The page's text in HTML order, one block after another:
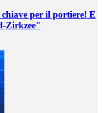
per il portiere! E
Zirkzee"